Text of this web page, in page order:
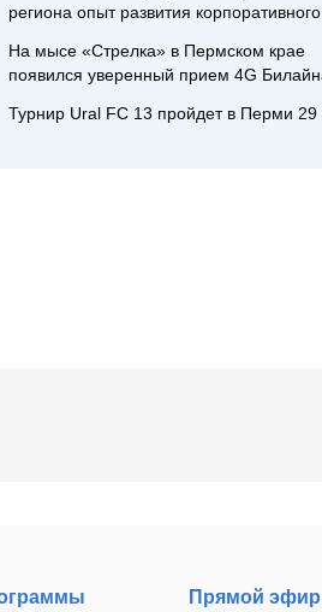
региона опыт развития
На мысе «Стрелка» в Пермском крае
появился уверенный прием 4G
Турнир Ural FC 13 пройдет в Перми 29
Прямой эфир